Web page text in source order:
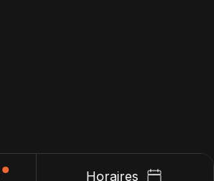
Horaires